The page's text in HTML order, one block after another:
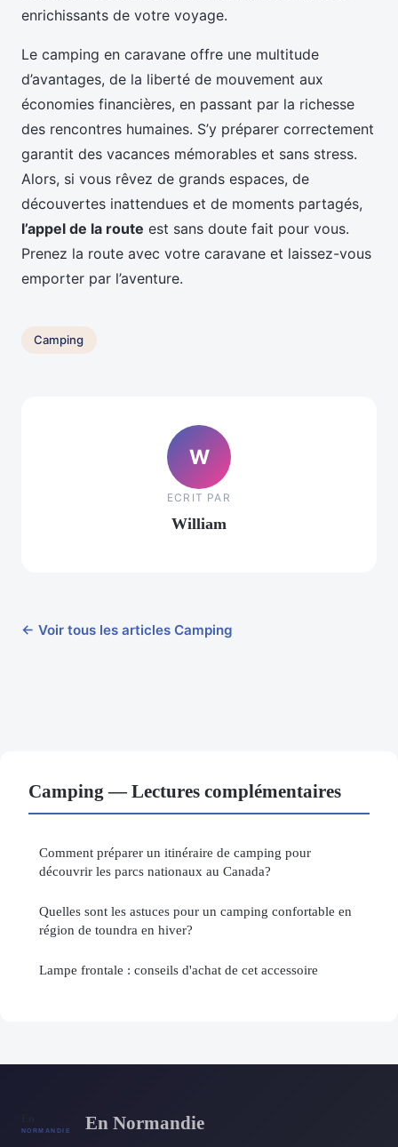
enrichissants de votre voyage.
Le camping en caravane offre une multitude
d’avantages, de la liberté de mouvement aux
économies financières, en passant par la richesse
des rencontres humaines. S’y préparer correctement
garantit des vacances mémorables et sans stress.
Alors, si vous rêvez de grands espaces, de
découvertes inattendues et de moments partagés,
l’appel de la route est sans doute fait pour vous.
Prenez la route avec votre caravane et laissez-vous
emporter par l’aventure.
Camping
W
ECRIT PAR
William
← Voir tous les articles Camping
Camping — Lectures complémentaires
Comment préparer un itinéraire de camping pour
découvrir les parcs nationaux au Canada?
Quelles sont les astuces pour un camping confortable en
région de toundra en hiver?
Lampe frontale : conseils d'achat de cet accessoire
En Normandie